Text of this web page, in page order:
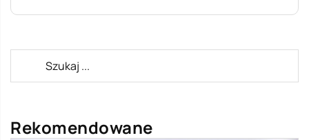
Rekomendowane